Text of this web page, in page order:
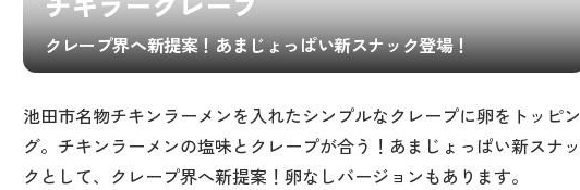
クレープ界へ新提案！あまじょっぱい新スナック登場！
池田市名物チキンラーメンを入れたシンプルなクレープに卵をトッピン
グ。チキンラーメンの塩味とクレープが合う！あまじょっぱい新スナッ
クとして、クレープ界へ新提案！卵なしバージョンもあります。